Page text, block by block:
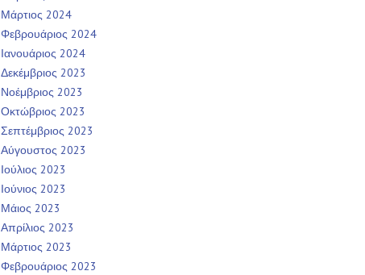
Μάρτιος 2024
Φεβρουάριος 2024
Ιανουάριος 2024
Δεκέμβριος 2023
Νοέμβριος 2023
Οκτώβριος 2023
Σεπτέμβριος 2023
Αύγουστος 2023
Ιούλιος 2023
Ιούνιος 2023
Μάιος 2023
Απρίλιος 2023
Μάρτιος 2023
Φεβρουάριος 2023